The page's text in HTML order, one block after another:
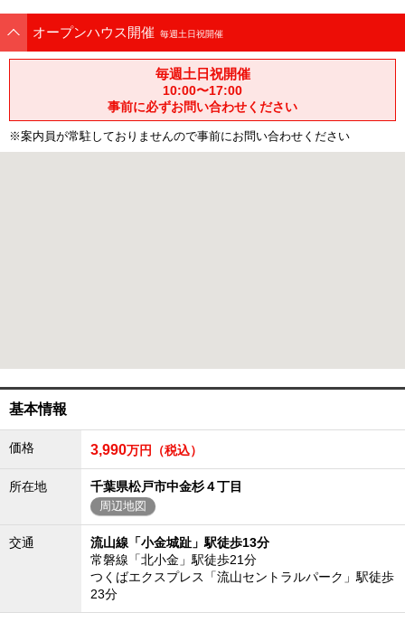
オープンハウス開催 毎週土日祝開催
毎週土日祝開催
10:00〜17:00
事前に必ずお問い合わせください
※案内員が常駐しておりませんので事前にお問い合わせください
基本情報
価格 3,990万円（税込）
所在地 千葉県松戸市中金杉４丁目
周辺地図
交通
流山線「小金城趾」駅徒歩13分
常磐線「北小金」駅徒歩21分
つくばエクスプレス「流山セントラルパーク」駅徒歩
23分
土 地
エリアから探す
エリアから物件検索
四街道･佐倉･八千代方面エリア
四街道･佐倉･八千代方面エリアの中古一戸建
四街道･佐倉･八千代方面エリアのマンション
四街道･佐倉･八千代方面エリアの土地
船橋･市川･浦安方面エリア
船橋･市川･浦安方面エリアの新築一戸建
船橋･市川･浦安方面エリアの中古一戸建
船橋･市川･浦安方面エリアのマンション
船橋･市川･浦安方面エリアの土地
千葉市エリア
千葉市エリアの新築一戸建
千葉市エリアの中古一戸建